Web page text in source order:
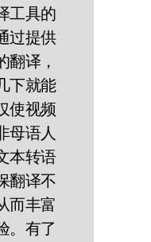
工具的
过提供
翻译，
下就能
使视频
母语人
本转语
翻译不
而丰富
。有了